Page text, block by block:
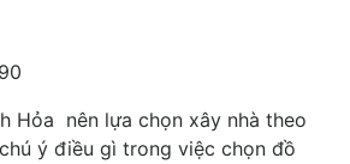
Hỏa nên lựa chọn xây nhà theo
ý điều gì trong việc chọn đồ